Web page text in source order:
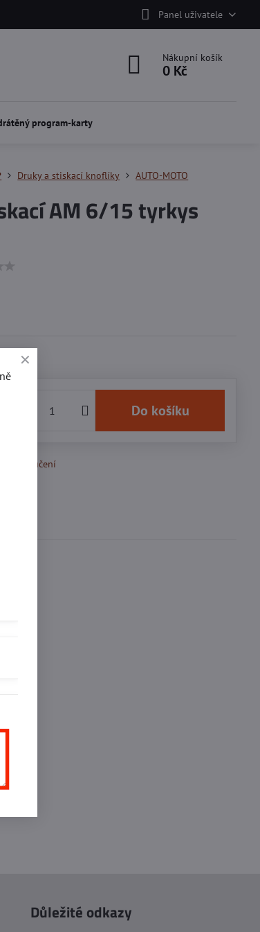
Panel uživatele
Nákupní košík
0 Kč
program-karty
Druky a stiskací knoflíky AUTO-MOTO
AM 6/15 tyrkys
Do košíku
Doručení
Důležité odkazy